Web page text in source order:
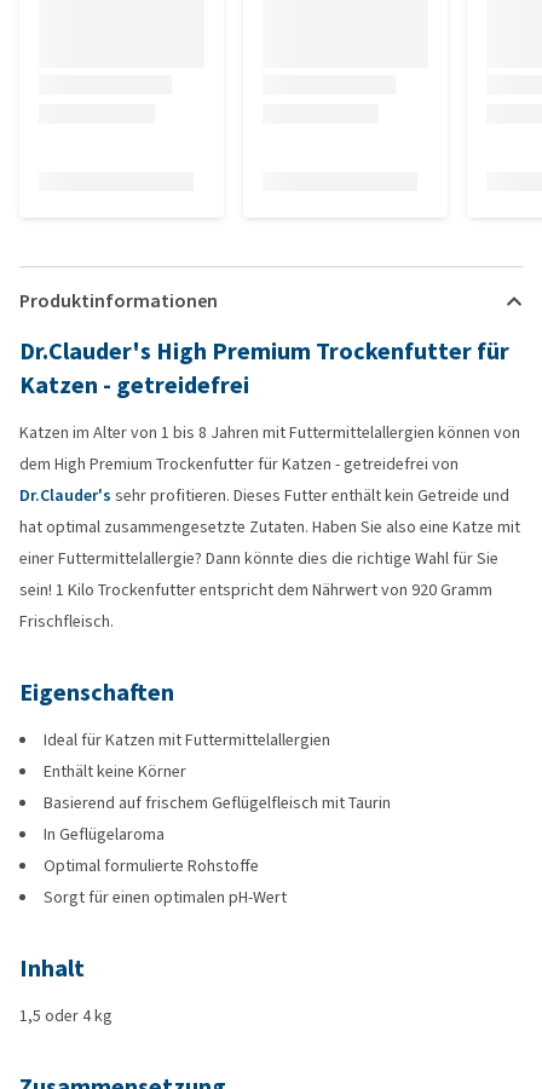
Produktinformationen
Dr.Clauder's High Premium Trockenfutter für
Katzen - getreidefrei
Katzen im Alter von 1 bis 8 Jahren mit Futtermittelallergien können von
dem High Premium Trockenfutter für Katzen - getreidefrei von
Dr.Clauder's sehr profitieren. Dieses Futter enthält kein Getreide und
hat optimal zusammengesetzte Zutaten. Haben Sie also eine Katze mit
einer Futtermittelallergie? Dann könnte dies die richtige Wahl für Sie
sein! 1 Kilo Trockenfutter entspricht dem Nährwert von 920 Gramm
Frischfleisch.
Eigenschaften
Ideal für Katzen mit Futtermittelallergien
Enthält keine Körner
Basierend auf frischem Geflügelfleisch mit Taurin
In Geflügelaroma
Optimal formulierte Rohstoffe
Sorgt für einen optimalen pH-Wert
Inhalt
1,5 oder 4 kg